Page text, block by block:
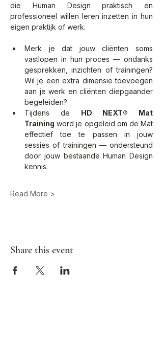
die Human Design praktisch en
professioneel willen leren inzetten in hun
eigen praktijk of werk.
Merk je dat jouw cliënten soms
vastlopen in hun proces — ondanks
gesprekken, inzichten of trainingen?
Wil je een extra dimensie toevoegen
aan je werk en cliënten diepgaander
begeleiden?
Tijdens de HD NEXT® Mat
Training word je opgeleid om de Mat
effectief toe te passen in jouw
sessies of trainingen — ondersteund
door jouw bestaande Human Design
kennis.
Read More >
Share this event